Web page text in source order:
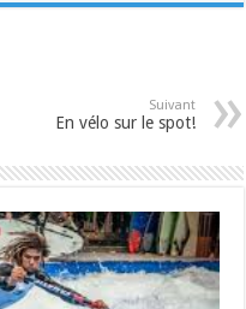
Suivant
En vélo sur le spot!